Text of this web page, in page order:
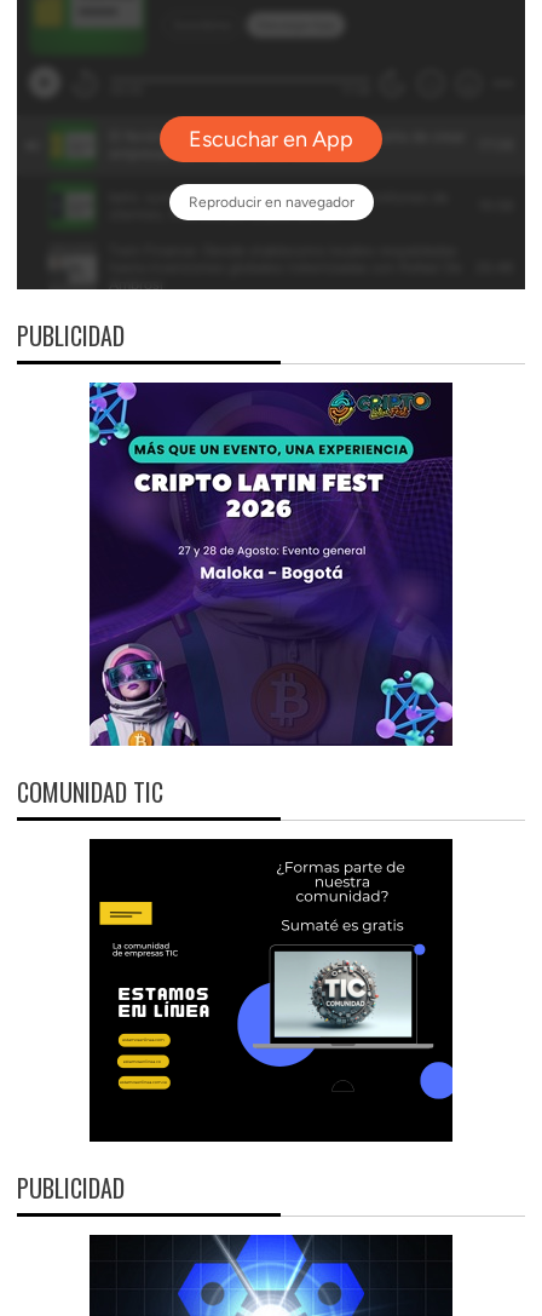
PUBLICIDAD
COMUNIDAD TIC
PUBLICIDAD